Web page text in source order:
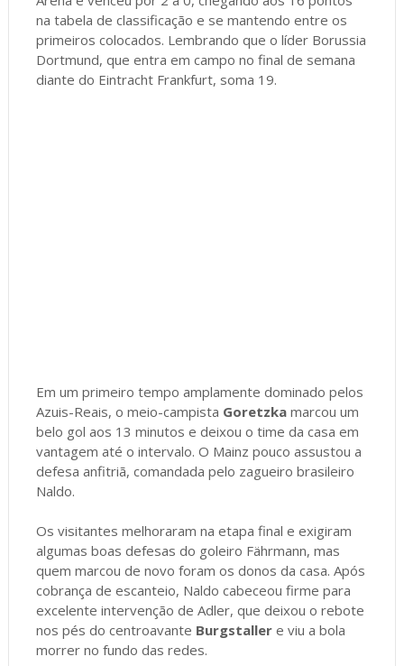
na tabela de classificação e se mantendo entre os
primeiros colocados. Lembrando que o líder Borussia
Dortmund, que entra em campo no final de semana
diante do Eintracht Frankfurt, soma 19.
Em um primeiro tempo amplamente dominado pelos
Azuis-Reais, o meio-campista Goretzkamarcou um
belo gol aos 13 minutos e deixou o time da casa em
vantagem até o intervalo. O Mainz pouco assustou a
defesa anfitriã, comandada pelo zagueiro brasileiro
Naldo.
Os visitantes melhoraram na etapa final e exigiram
algumas boas defesas do goleiro Fährmann, mas
quem marcou de novo foram os donos da casa. Após
cobrança de escanteio, Naldo cabeceou firme para
excelente intervenção de Adler, que deixou o rebote
nos pés do centroavante Burgstaller e viu a bola
morrer no fundo das redes.